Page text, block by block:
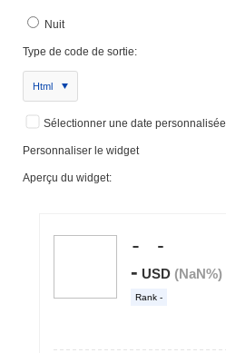
Nuit
Type de code de sortie:
Html
Sélectionner une date personnalisée
Personnaliser le widget
Aperçu du widget: